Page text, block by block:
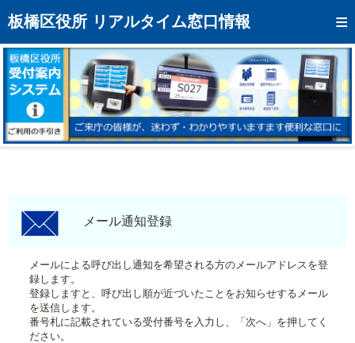
板橋区役所 リアルタイム窓口情報
トップページへ
混雑予想カレンダー
リアルタイム混雑状況
リアルタイム受付番号状況
メール通知登録
モバイルサイト
区役所フロアマップ
メール通知登録
メールによる呼び出し通知を希望される方のメールアドレスを登
録します。
登録しますと、呼び出し順が近づいたことをお知らせするメール
を送信します。
番号札に記載されている受付番号を入力し、「次へ」を押してく
ださい。